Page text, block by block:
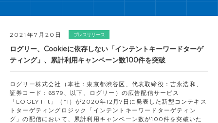
ブログ
事業内容
採用情報
IR
2021年7月20日 プレスリリース
ログリー、Cookieに依存しない「インテントキーワードターゲ
ティング」、累計利用キャンペーン数100件を突破
ログリー株式会社（本社：東京都渋谷区、代表取締役：吉永浩和、
証券コード：6579、以下、ログリー）の広告配信サービス
「LOGLY lift」（*1）が2020年12月7日に発表した新型コンテキス
トターゲティングロジック「インテントキーワードターゲティン
グ」の配信において、累計利用キャンペーン数が100件を突破いた